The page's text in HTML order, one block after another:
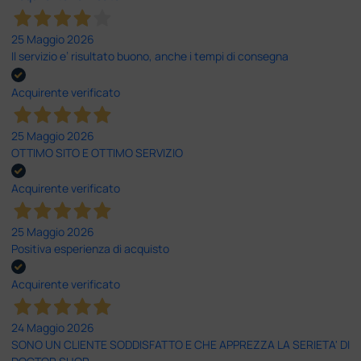
25 Maggio 2026
Il servizio e’ risultato buono, anche i tempi di consegna
Acquirente verificato
25 Maggio 2026
OTTIMO SITO E OTTIMO SERVIZIO
Acquirente verificato
25 Maggio 2026
Positiva esperienza di acquisto
Acquirente verificato
24 Maggio 2026
SONO UN CLIENTE SODDISFATTO E CHE APPREZZA LA SERIETA' DI